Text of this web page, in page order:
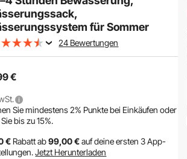
für Sommer
24 Bewertungen
€
Sie mindestens2% Punkte bei Einkäufen oder
bis zu15%.
€ Rabatt ab99,00 €auf deine ersten 3 App-
Jetzt Herunterladen